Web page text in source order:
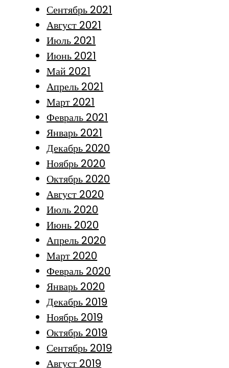
Сентябрь 2021
Август 2021
Июль 2021
Июнь 2021
Май 2021
Апрель 2021
Март 2021
Февраль 2021
Январь 2021
Декабрь 2020
Ноябрь 2020
Октябрь 2020
Август 2020
Июль 2020
Июнь 2020
Апрель 2020
Март 2020
Февраль 2020
Январь 2020
Декабрь 2019
Ноябрь 2019
Октябрь 2019
Сентябрь 2019
Август 2019